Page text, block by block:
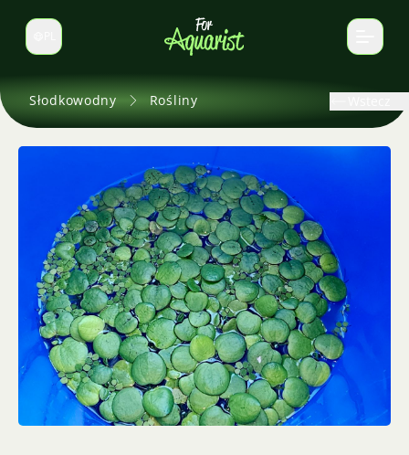
Zmień język
Słodkowodny Rośliny